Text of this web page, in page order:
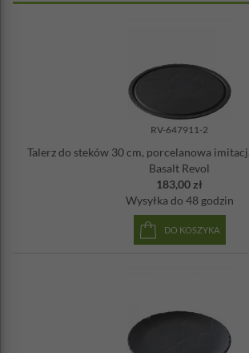
ponadczasowe projekty zastawy stołowej z
odporność na ukruszenia, szok termiczny oraz
zmywarkach. Stołową zastawę porcelanową
można używać do gotowania, pieczenia, a nawet
wytrzymuje temperaturę od -40°C do + 300°C.
produkcji jest wykonywanych ręcznie co
francuskiego producenta wyróżnia prawdziwe
Porcelana Revol jest w 100% bezpieczna w
Dzięki niskiej porowatości (0,05%), jej
higieniczna - nie przyjmuje zanieczyszczeń i nie
Odporna na działanie detergentów.
Wysokość: 0,7 cm
Wyprodukowano we Francji
RV-647911-2
Talerz do steków 30 cm, porcelanowa
Basalt Revol
183,00 zł
Wysyłka do 48 godzin
DO KOSZYKA